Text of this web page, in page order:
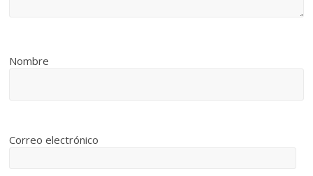
Nombre
Correo electrónico